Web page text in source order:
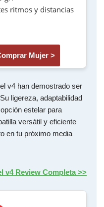
ritmos y distancias
Mujer >
v4 han demostrado ser
ligereza, adaptabilidad
estelar para
versátil y eficiente
en tu próximo media
v4 Review Completa >>